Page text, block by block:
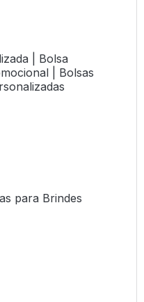
| Bolsa
| Bolsas
para Brindes